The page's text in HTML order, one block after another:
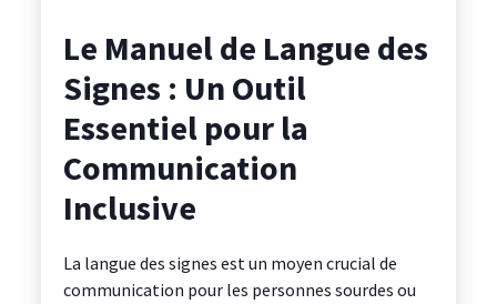
Le Manuel de Langue des
Signes : Un Outil
Essentiel pour la
Communication
Inclusive
La langue des signes est un moyen crucial de
communication pour les personnes sourdes ou